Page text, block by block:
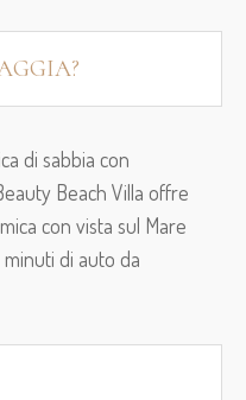
di sabbia con
Beach Villa offre
con vista sul Mare
di auto da